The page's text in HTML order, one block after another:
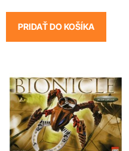
PRIDAŤ DO KOŠÍKA